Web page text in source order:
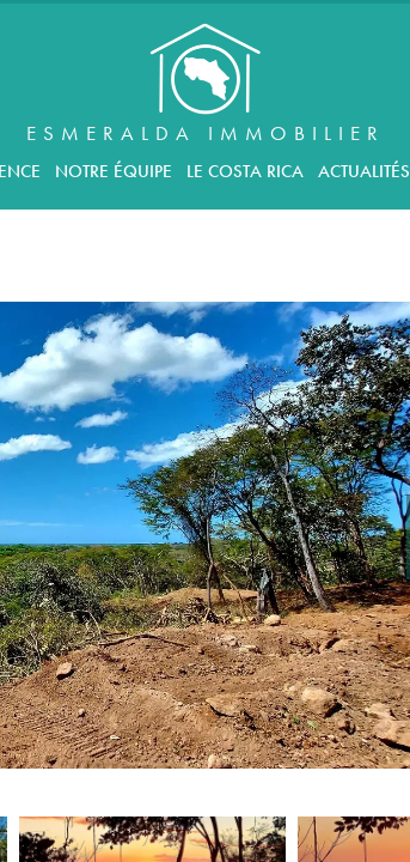
ESMERALDA IMMOBILIER
NOTRE ÉQUIPE LE COSTA RICA ACTUALITÉS